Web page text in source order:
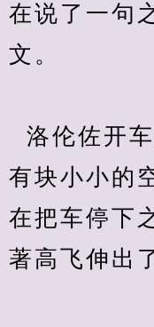
在说了一句
文。
有块小小的
在把车停下
著高飞伸出